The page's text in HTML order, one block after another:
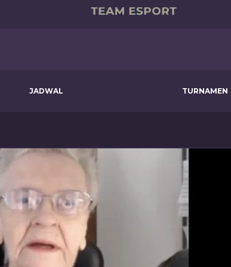
JADWAL TURNAMEN